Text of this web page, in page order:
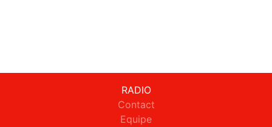
RADIO
Contact
Equipe